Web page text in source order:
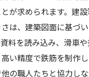
が求められます。建
は、建築図面に基づ
料を読み込み、滑車
い精度で鉄筋を制作
の職人たちと協力し